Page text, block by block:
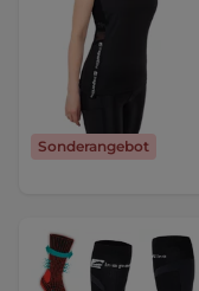
Sonderangebot